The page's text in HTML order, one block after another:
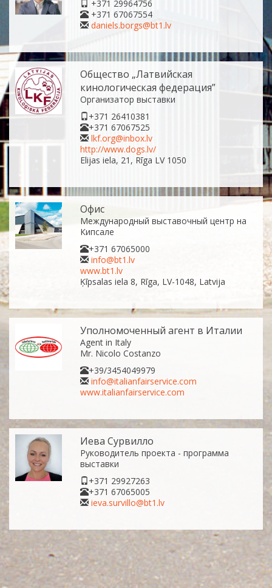
+371 29964756
+371 67067554
daniels.borgs@bt1.lv
Общество „Латвийская
кинологическая федерация”
Организатор выставки
+371 26410381
+371 67067525
lkf.org@inbox.lv
http://www.dogs.lv/
Elijas iela, 21, Rīga LV 1050
Офис
Международный выставочный центр на
Кипсале
+371 67065000
info@bt1.lv
www.bt1.lv
Ķīpsalas iela 8, Rīga, LV-1048, Latvija
Уполномочeнный агент в Италии
Agent in Italy
Mr. Nicolo Costanzo
+39/3454049979
info@italianfairservice.com
www.italianfairservice.com
Иева Сурвилло
Руководитель проекта - программа
выставки
+371 29927263
+371 67065005
ieva.survillo@bt1.lv